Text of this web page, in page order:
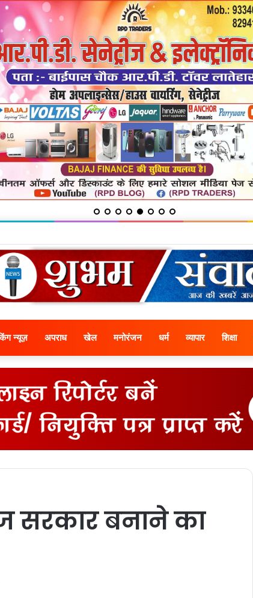
में सुनी शिकायतें, समाधान का दिया भरोसा
न्यूज़ अपराध खेल मनोरंजन धर्म व्यापार शिक्षा
सरकार बनाने का